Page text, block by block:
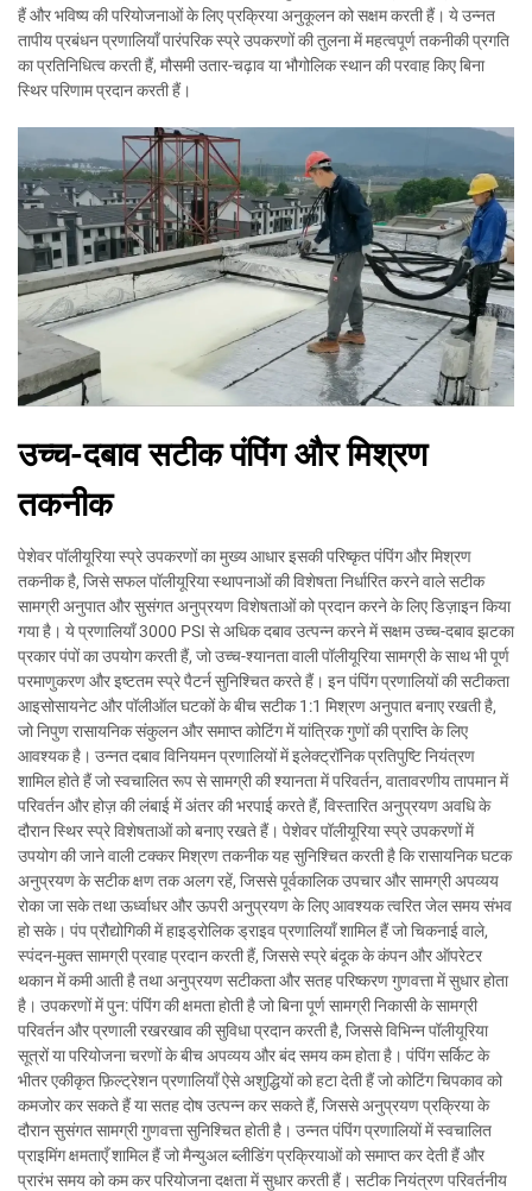
हैं और भविष्य की परियोजनाओं के लिए प्रक्रिया अनुकूलन को सक्षम करती हैं। ये उन्नत
तापीय प्रबंधन प्रणालियाँ पारंपरिक स्प्रे उपकरणों की तुलना में महत्वपूर्ण तकनीकी प्रगति
का प्रतिनिधित्व करती हैं, मौसमी उतार-चढ़ाव या भौगोलिक स्थान की परवाह किए बिना
स्थिर परिणाम प्रदान करती हैं।
उच्च-दबाव सटीक पंपिंग और मिश्रण
तकनीक
पेशेवर पॉलीयूरिया स्प्रे उपकरणों का मुख्य आधार इसकी परिष्कृत पंपिंग और मिश्रण
तकनीक है, जिसे सफल पॉलीयूरिया स्थापनाओं की विशेषता निर्धारित करने वाले सटीक
सामग्री अनुपात और सुसंगत अनुप्रयण विशेषताओं को प्रदान करने के लिए डिज़ाइन किया
गया है। ये प्रणालियाँ 3000 PSI से अधिक दबाव उत्पन्न करने में सक्षम उच्च-दबाव झटका
प्रकार पंपों का उपयोग करती हैं, जो उच्च-श्यानता वाली पॉलीयूरिया सामग्री के साथ भी पूर्ण
परमाणुकरण और इष्टतम स्प्रे पैटर्न सुनिश्चित करते हैं। इन पंपिंग प्रणालियों की सटीकता
आइसोसायनेट और पॉलीऑल घटकों के बीच सटीक 1:1 मिश्रण अनुपात बनाए रखती है,
जो निपुण रासायनिक संकुलन और समाप्त कोटिंग में यांत्रिक गुणों की प्राप्ति के लिए
आवश्यक है। उन्नत दबाव विनियमन प्रणालियों में इलेक्ट्रॉनिक प्रतिपुष्टि नियंत्रण
शामिल होते हैं जो स्वचालित रूप से सामग्री की श्यानता में परिवर्तन, वातावरणीय तापमान में
परिवर्तन और होज़ की लंबाई में अंतर की भरपाई करते हैं, विस्तारित अनुप्रयण अवधि के
दौरान स्थिर स्प्रे विशेषताओं को बनाए रखते हैं। पेशेवर पॉलीयूरिया स्प्रे उपकरणों में
उपयोग की जाने वाली टक्कर मिश्रण तकनीक यह सुनिश्चित करती है कि रासायनिक घटक
अनुप्रयण के सटीक क्षण तक अलग रहें, जिससे पूर्वकालिक उपचार और सामग्री अपव्यय
रोका जा सके तथा ऊर्ध्वाधर और ऊपरी अनुप्रयण के लिए आवश्यक त्वरित जेल समय संभव
हो सके। पंप प्रौद्योगिकी में हाइड्रोलिक ड्राइव प्रणालियाँ शामिल हैं जो चिकनाई वाले,
स्पंदन-मुक्त सामग्री प्रवाह प्रदान करती हैं, जिससे स्प्रे बंदूक के कंपन और ऑपरेटर
थकान में कमी आती है तथा अनुप्रयण सटीकता और सतह परिष्करण गुणवत्ता में सुधार होता
है। उपकरणों में पुन: पंपिंग की क्षमता होती है जो बिना पूर्ण सामग्री निकासी के सामग्री
परिवर्तन और प्रणाली रखरखाव की सुविधा प्रदान करती है, जिससे विभिन्न पॉलीयूरिया
सूत्रों या परियोजना चरणों के बीच अपव्यय और बंद समय कम होता है। पंपिंग सर्किट के
भीतर एकीकृत फ़िल्ट्रेशन प्रणालियाँ ऐसे अशुद्धियों को हटा देती हैं जो कोटिंग चिपकाव को
कमजोर कर सकते हैं या सतह दोष उत्पन्न कर सकते हैं, जिससे अनुप्रयण प्रक्रिया के
दौरान सुसंगत सामग्री गुणवत्ता सुनिश्चित होती है। उन्नत पंपिंग प्रणालियों में स्वचालित
प्राइमिंग क्षमताएँ शामिल हैं जो मैन्युअल ब्लीडिंग प्रक्रियाओं को समाप्त कर देती हैं और
प्रारंभ समय को कम कर परियोजना दक्षता में सुधार करती हैं। सटीक नियंत्रण परिवर्तनीय